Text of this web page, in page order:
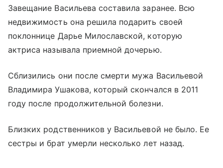
Завещание Васильева составила заранее. Всю
недвижимость она решила подарить своей
поклоннице Дарье Милославской, которую
актриса называла приемной дочерью.
Сблизились они после смерти мужа Васильевой
Владимира Ушакова, который скончался в 2011
году после продолжительной болезни.
Близких родственников у Васильевой не было. Ее
сестры и брат умерли несколько лет назад.